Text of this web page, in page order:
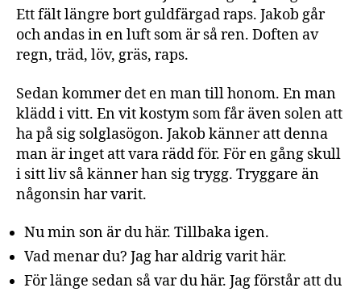
Ett fält längre bort guldfärgad raps. Jakob går
och andas in en luft som är så ren. Doften av
regn, träd, löv, gräs, raps.
Sedan kommer det en man till honom. En man
klädd i vitt. En vit kostym som får även solen att
ha på sig solglasögon. Jakob känner att denna
man är inget att vara rädd för. För en gång skull
i sitt liv så känner han sig trygg. Tryggare än
någonsin har varit.
Nu min son är du här. Tillbaka igen.
Vad menar du? Jag har aldrig varit här.
För länge sedan så var du här. Jag förstår att du